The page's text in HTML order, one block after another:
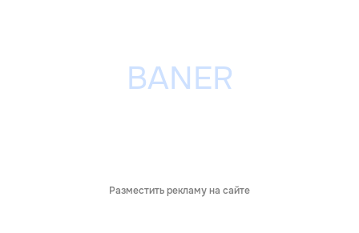
Разместить рекламу на сайте